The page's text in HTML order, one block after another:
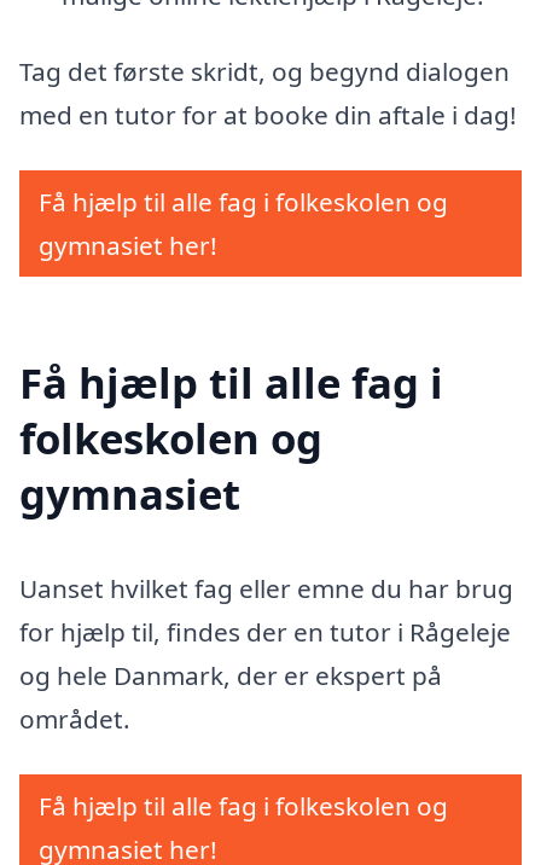
Tag det første skridt, og begynd dialogen
med en tutor for at booke din aftale i dag!
Få hjælp til alle fag i folkeskolen og
gymnasiet her!
Få hjælp til alle fag i
folkeskolen og
gymnasiet
Uanset hvilket fag eller emne du har brug
for hjælp til, findes der en tutor i Rågeleje
og hele Danmark, der er ekspert på
området.
Få hjælp til alle fag i folkeskolen og
gymnasiet her!